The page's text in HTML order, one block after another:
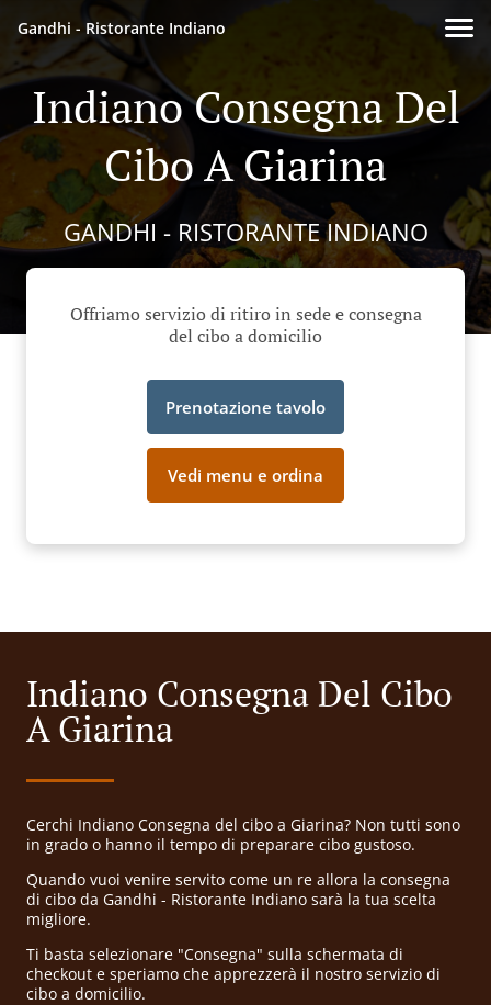
Gandhi - Ristorante Indiano
Indiano Consegna Del
Cibo A Giarina
GANDHI - RISTORANTE INDIANO
Offriamo servizio di ritiro in sede e consegna
del cibo a domicilio
Prenotazione tavolo
Vedi menu e ordina
Indiano Consegna Del Cibo
A Giarina
Cerchi Indiano Consegna del cibo a Giarina? Non tutti sono
in grado o hanno il tempo di preparare cibo gustoso.
Quando vuoi venire servito come un re allora la consegna
di cibo da Gandhi - Ristorante Indiano sarà la tua scelta
migliore.
Ti basta selezionare "Consegna" sulla schermata di
checkout e speriamo che apprezzerà il nostro servizio di
cibo a domicilio.